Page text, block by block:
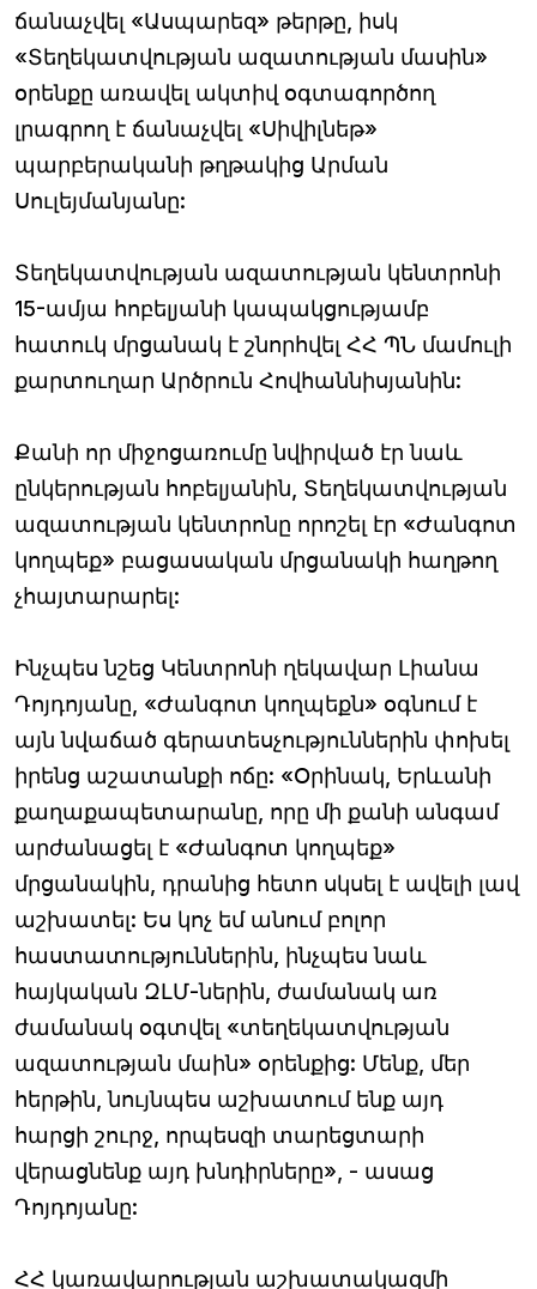
ճանաչվել «Ասպարեզ» թերթը, իսկ
«Տեղեկատվության ազատության մասին»
օրենքը առավել ակտիվ օգտագործող
լրագրող է ճանաչվել «Սիվիլնեթ»
պարբերականի թղթակից Արման
Սուլեյմանյանը:
Տեղեկատվության ազատության կենտրոնի
15-ամյա հոբելյանի կապակցությամբ
հատուկ մրցանակ է շնորհվել ՀՀ ՊՆ մամուլի
քարտուղար Արծրուն Հովհաննիսյանին:
Քանի որ միջոցառումը նվիրված էր նաև
ընկերության հոբելյանին, Տեղեկատվության
ազատության կենտրոնը որոշել էր «Ժանգոտ
կողպեք» բացասական մրցանակի հաղթող
չհայտարարել:
Ինչպես նշեց Կենտրոնի ղեկավար Լիանա
Դոյդոյանը, «Ժանգոտ կողպեքն» օգնում է
այն նվաճած գերատեսչություններին փոխել
իրենց աշատանքի ոճը: «Օրինակ, Երևանի
քաղաքապետարանը, որը մի քանի անգամ
արժանացել է «Ժանգոտ կողպեք»
մրցանակին, դրանից հետո սկսել է ավելի լավ
աշխատել: Ես կոչ եմ անում բոլոր
հաստատություններին, ինչպես նաև
հայկական ԶԼՄ-ներին, ժամանակ առ
ժամանակ օգտվել «տեղեկատվության
ազատության մաին» օրենքից: Մենք, մեր
հերթին, նույնպես աշխատում ենք այդ
հարցի շուրջ, որպեսզի տարեցտարի
վերացնենք այդ խնդիրները», - ասաց
Դոյդոյանը:
ՀՀ կառավարության աշխատակազմի